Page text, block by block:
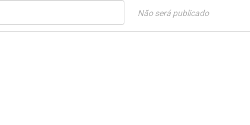
Não será publicado